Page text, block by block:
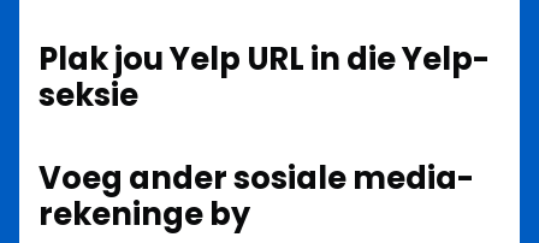
Plak jou Yelp URL in die Yelp-
seksie
Voeg ander sosiale media-
rekeninge by